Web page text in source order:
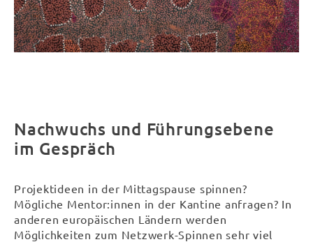
Nachwuchs und Führungsebene
im Gespräch
Projektideen in der Mittagspause spinnen?
Mögliche Mentor:innen in der Kantine anfragen? In
anderen europäischen Ländern werden
Möglichkeiten zum Netzwerk-Spinnen sehr viel